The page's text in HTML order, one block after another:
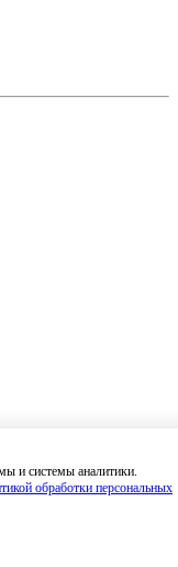
характер.
и системы аналитики.
обработки персональных